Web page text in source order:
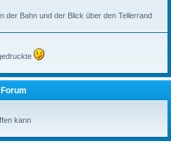
der Bahn und der Blick über den Tellerrand
Forum
kann